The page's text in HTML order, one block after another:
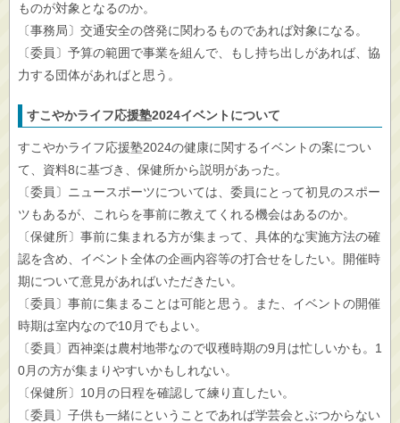
ものが対象となるのか。
〔事務局〕交通安全の啓発に関わるものであれば対象になる。
〔委員〕予算の範囲で事業を組んで、もし持ち出しがあれば、協
力する団体があればと思う。
すこやかライフ応援塾2024イベントについて
すこやかライフ応援塾2024の健康に関するイベントの案につい
て、資料8に基づき、保健所から説明があった。
〔委員〕ニュースポーツについては、委員にとって初見のスポー
ツもあるが、これらを事前に教えてくれる機会はあるのか。
〔保健所〕事前に集まれる方が集まって、具体的な実施方法の確
認を含め、イベント全体の企画内容等の打合せをしたい。開催時
期について意見があればいただきたい。
〔委員〕事前に集まることは可能と思う。また、イベントの開催
時期は室内なので10月でもよい。
〔委員〕西神楽は農村地帯なので収穫時期の9月は忙しいかも。1
0月の方が集まりやすいかもしれない。
〔保健所〕10月の日程を確認して練り直したい。
〔委員〕子供も一緒にということであれば学芸会とぶつからない